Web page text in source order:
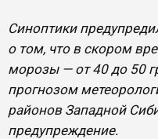
Синоптики
о том, что в скором
морозы — от 40 до 50
прогнозом
районов Западной
предупреждение.